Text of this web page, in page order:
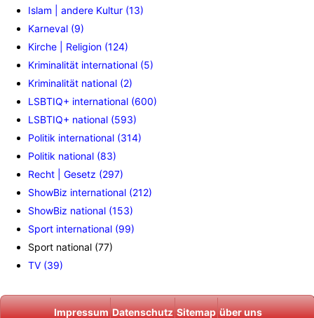
Islam | andere Kultur (13)
Karneval (9)
Kirche | Religion (124)
Kriminalität international (5)
Kriminalität national (2)
LSBTIQ+ international (600)
LSBTIQ+ national (593)
Politik international (314)
Politik national (83)
Recht | Gesetz (297)
ShowBiz international (212)
ShowBiz national (153)
Sport international (99)
Sport national (77)
TV (39)
Impressum Datenschutz Sitemap über uns